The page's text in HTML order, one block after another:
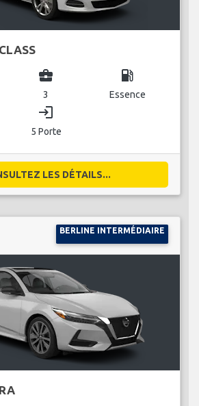
business_center
3
local_gas_station
Essence
login
5 Porte
LES DÉTAILS...
BERLINE INTERMÉDIAIRE